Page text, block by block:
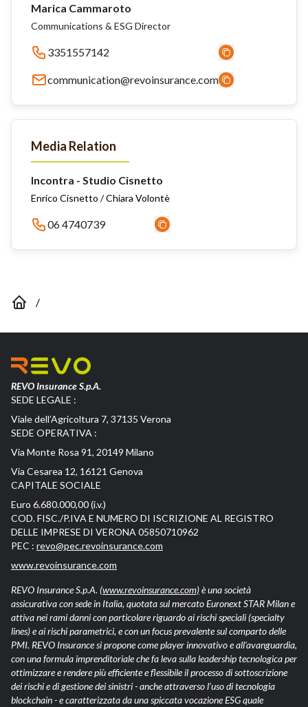
Marica Cammaroto
Communications & ESG Director
3351557142
communication@revoinsurance.com
Media Relation
Incontra - Studio Cisnetto
Enrico Cisnetto / Chiara Volontè
06 4740739
/
REVO Insurance S.p.A.
SEDE LEGALE :
Viale dell’Agricoltura 7, 37135 Verona
SEDE OPERATIVA :
Via Monte Rosa 91, 20149 Milano
Via Cesarea 12, 16121 Genova
CAPITALE SOCIALE
Euro 6.680.000,00 (i.v.)
COD. FISC./P.IVA E NUMERO DI ISCRIZIONE AL REGISTRO
DELLE IMPRESE DI VERONA 05850710962
PEC : revo@pec.revoinsurance.com
www.revoinsurance.com
REVO Insurance S.p.A. (www.revoinsurance.com)è una società
assicurativa con sede in Italia, quotata sul mercato Euronext STAR Milan e
attiva nei rami danni con particolare riguardo ai rischi speciali (specialty
lines) e ai rischi parametrici, e con un focus prevalente sul comparto delle
PMI. REVO Insurance si propone come player innovativo e all’avanguardia,
con una formula imprenditoriale che fa leva sulla leadership tecnologica per
ottimizzare e rendere più efficiente e flessibile il processo di sottoscrizione
dei rischi e di gestione dei sinistri - anche attraverso l’uso di tecnologia
blockchain - e caratterizzata da una spiccata vocazione ESG quale